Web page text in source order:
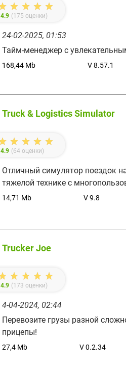
4.9 (175 оценки)
24-02-2025, 01:53
Тайм-менеджер с
168,44 Mb V 8.57.1
Truck & Logistics Simulator
4.9 (64 оценки)
Отличный симулятор поездок
тяжелой технике с
14,71 Mb V 9.8
Trucker Joe
4.9 (173 оценки)
4-04-2024, 02:44
Перевозите грузы разной
прицепы!
27,4 Mb V 0.2.34